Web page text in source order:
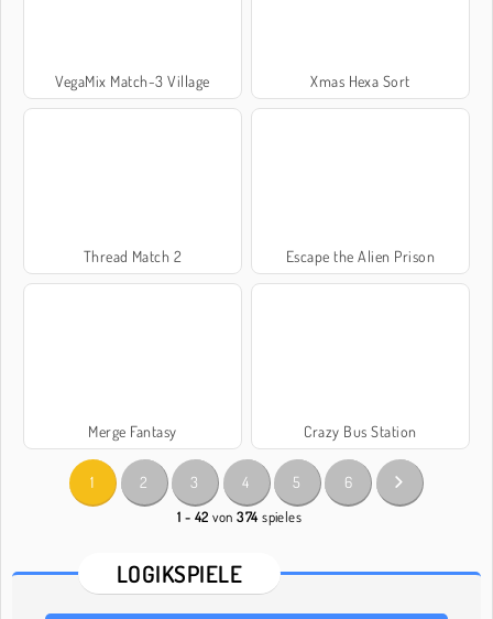
VegaMix Match-3 Village Xmas Hexa Sort
Thread Match 2 Escape the Alien Prison
Merge Fantasy Crazy Bus Station
1 2 3 4 5 6
1 - 42 von374 spieles
LOGIKSPIELE